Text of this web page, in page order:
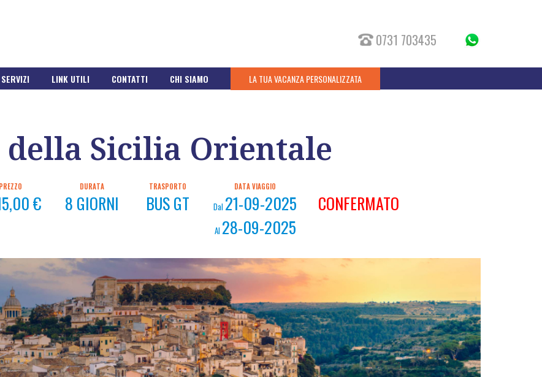
0731 703435
SERVIZI LINK UTILI CONTATTI CHI SIAMO LA TUA VACANZA PERSONALIZZATA
Sicilia Orientale
PREZZO
€
DURATA
8 GIORNI
TRASPORTO
BUS GT
DATA VIAGGIO
Dal 21-09-2025
Al 28-09-2025
CONFERMATO